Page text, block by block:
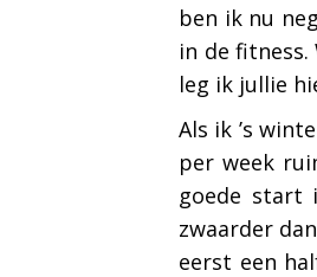
ben ik nu
in de
leg ik jullie
Als ik ’s
per week
goede start
zwaarder
eerst een